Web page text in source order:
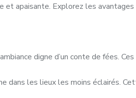
et apaisante. Explorez les
digne d’un conte de fées.
dans les lieux les moins éclairés.